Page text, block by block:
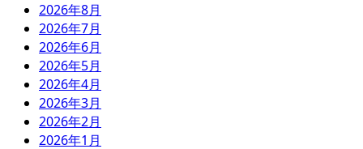
2026年8月
2026年7月
2026年6月
2026年5月
2026年4月
2026年3月
2026年2月
2026年1月